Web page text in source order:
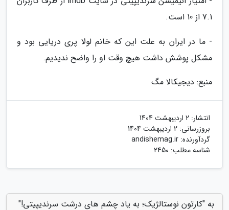
7.1 از 10 است.
- ما در ایران به علت این که خانم لولا پری دریایی بود و
مشکل پوشش داشت هیچ وقت او را واضح ندیدیم.
منبع: دیجیکالا مگ
انتشار: 2 اردیبهشت 1404
بروزرسانی: 2 اردیبهشت 1404
گردآورنده: andishemag.ir
شناسه مطلب: 2450
به "کارتون نوستالژیک؛ به یاد چشم های درشت سرندیپیتی!"